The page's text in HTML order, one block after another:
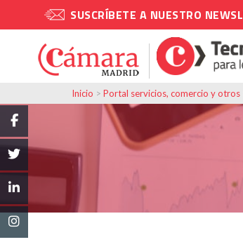
SUSCRÍBETE A NUESTRO
Inicio > Portal servicios, comercio y otros